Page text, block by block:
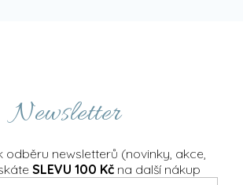
Newsletter
odběru newsletterů (novinky, akce,
SLEVU 100 Kčna další nákup